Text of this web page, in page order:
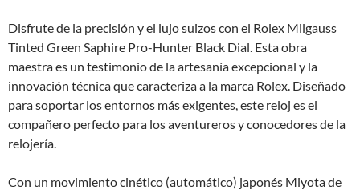
Disfrute de la precisión y el lujo suizos con el Rolex Milgauss
Tinted Green Saphire Pro-Hunter Black Dial. Esta obra
maestra es un testimonio de la artesanía excepcional y la
innovación técnica que caracteriza a la marca Rolex. Diseñado
para soportar los entornos más exigentes, este reloj es el
compañero perfecto para los aventureros y conocedores de la
relojería.
Con un movimiento cinético (automático) japonés Miyota de